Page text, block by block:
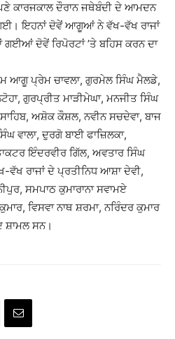
ਕਾਰਜਕਾਲ ਦੌਰਾਨ ਜਥੇਬੰਦੀ ਦੇ ਆਮਦਨ
ਇਹਨਾਂ ਦੋਵੇਂ ਆਗੂਆਂ ਨੇ ਵੱਖ-ਵੱਖ ਰਾਜਾਂ
ਦੋਵੇਂ ਰਿਪੋਰਟਾਂ ’ਤੇ ਬਹਿਸ ਕਰਨ ਦਾ
ਆਗੂ ਪ੍ਰੇਮ ਚਾਵਲਾ, ਗੁਰਮੇਲ ਸਿੰਘ ਮੈਲਡੇ,
ਗੁਰਪ੍ਰੀਤ ਮਾੜੀਮੇਘਾ, ਮਨਜੀਤ ਸਿੰਘ
ਅਸ਼ੋਕ ਕੌਸ਼ਲ, ਨਵੀਨ ਸਚਦੇਵਾ, ਬਾਜ
ਵਾਲਾ, ਦੁਰਗੋ ਬਾਈ ਫਾਜ਼ਿਲਕਾ,
ਇੰਦਰਵੀਰ ਗਿੱਲ, ਅਵਤਾਰ ਸਿੰਘ
ਵੱਖ ਰਾਜਾਂ ਦੇ ਪ੍ਰਤੀਨਿਧ ਆਸ਼ਾ ਦੇਵੀ,
ਸਮਪਾਠ ਕੁਮਾਰਾਨਾ ਸਵਾਮਏ
ਵਿਸਵਾ ਨਾਥ ਸ਼ਰਮਾ, ਨਰਿੰਦਰ ਕੁਮਾਰ
ਸ਼ਾਮਲ ਸਨ।